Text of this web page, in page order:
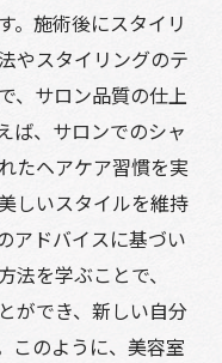
。施術後にスタイリ
やスタイリングのテ
、サロン品質の仕上
ば、サロンでのシャ
たヘアケア習慣を実
しいスタイルを維持
アドバイスに基づい
法を学ぶことで、
ができ、新しい自分
このように、美容室